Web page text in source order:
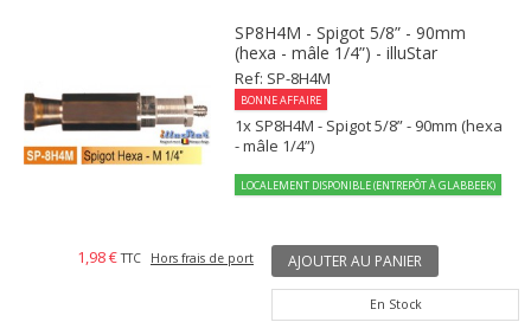
SP8H4M - Spigot 5/8” - 90mm
(hexa - mâle 1/4”) - illuStar
Ref: SP-8H4M
BONNE AFFAIRE
1x SP8H4M - Spigot 5/8” - 90mm (hexa
- mâle 1/4”)
LOCALEMENT DISPONIBLE (ENTREPÔT À GLABBEEK)
1,98 € TTC Hors frais de port AJOUTER AU PANIER
En Stock